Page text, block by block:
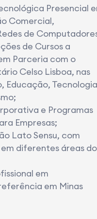
Presencial
Comercial,
de
de Cursos a
Parceria com o
Celso Lisboa, nas
Educação,
e Programas
Empresas;
Lato Sensu, com
diferentes áreas do
em
em Minas